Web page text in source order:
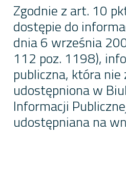
Zgodnie z art. 10
dostępie do
dnia 6 września
112 poz. 1198),
publiczna, która nie
udostępniona w
Informacji
udostępniana na